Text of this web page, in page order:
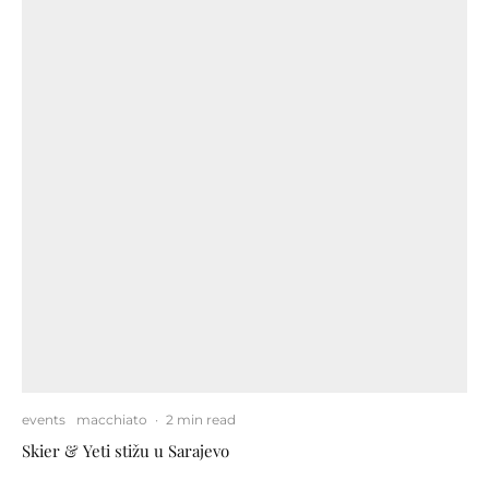
events macchiato · 2 min read
Skier & Yeti stižu u Sarajevo